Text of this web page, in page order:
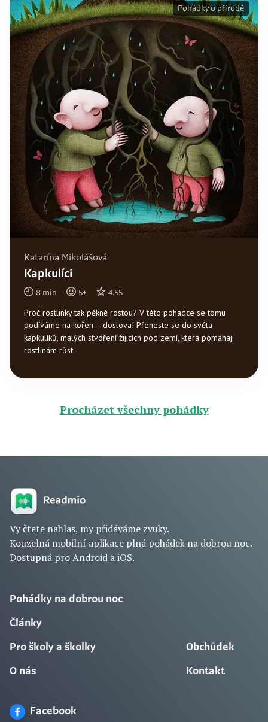
Katarína Mikolášová
Kapkulíci
8 min 5+ 4.55
Proč rostlinky tak pěkně rostou? V této pohádce se tomu
podíváme na kořen – doslova! Přeneste se do světa
kapkulíků, malých stvoření žijících pod zemí, která pomáhají
rostlinám růst.
Pohádky o přírodě
Procházet všechny pohádky
Vy čtete nahlas, my přidáváme zvuky.
Kouzelná mobilní aplikace plná pohádek na dobrou noc.
Dostupná pro Android a iOS.
Pohádky na dobrou noc
Články
Pro školy a školky
O nás
Obchůdek
Kontakt
Facebook